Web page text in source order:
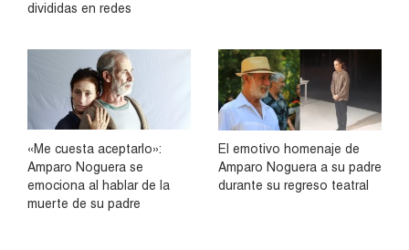
divididas en redes
«Me cuesta aceptarlo»:
Amparo Noguera se
emociona al hablar de la
muerte de su padre
El emotivo homenaje de
Amparo Noguera a su padre
durante su regreso teatral